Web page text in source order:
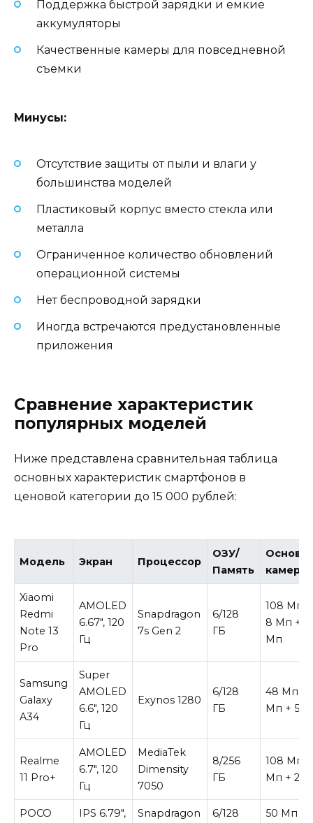
Поддержка быстрой зарядки и емкие
аккумуляторы
Качественные камеры для повседневной
съемки
Минусы:
Отсутствие защиты от пыли и влаги у
большинства моделей
Пластиковый корпус вместо стекла или
металла
Ограниченное количество обновлений
операционной системы
Нет беспроводной зарядки
Иногда встречаются предустановленные
приложения
Сравнение характеристик
популярных моделей
Ниже представлена сравнительная таблица
основных характеристик смартфонов в
ценовой категории до 15 000 рублей:
Модель Экран Процессор
ОЗУ/
Память
камера
Xiaomi
Redmi
Note 13
Pro
AMOLED
6.67″, 120
Гц
Snapdragon
7s Gen 2
6/128
ГБ
108 Мп +
8 Мп + 2
Мп
Samsung
Galaxy
A34
Super
AMOLED
6.6″, 120
Гц
Exynos 1280
6/128
ГБ
48 Мп +
Мп + 5
Realme
11 Pro+
AMOLED
6.7″, 120
Гц
MediaTek
Dimensity
7050
8/256
ГБ
108 Мп
Мп + 2
POCO
IPS 6.79″,
Snapdragon
6/128
50 Мп +